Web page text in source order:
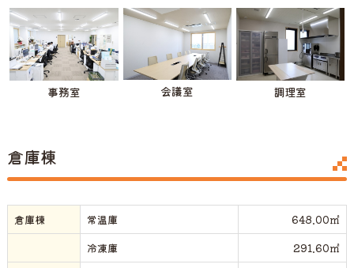
事務室 会議室 調理室
倉庫棟
倉庫棟 常温庫
648.00㎡
冷凍庫
291.60㎡